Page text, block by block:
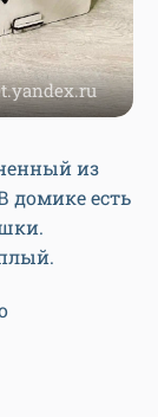
из
домике есть